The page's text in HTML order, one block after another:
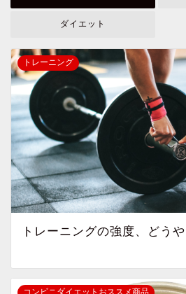
ダイエット
トレーニング
トレーニングの強度、どう
コンビニダイエットおススメ商品